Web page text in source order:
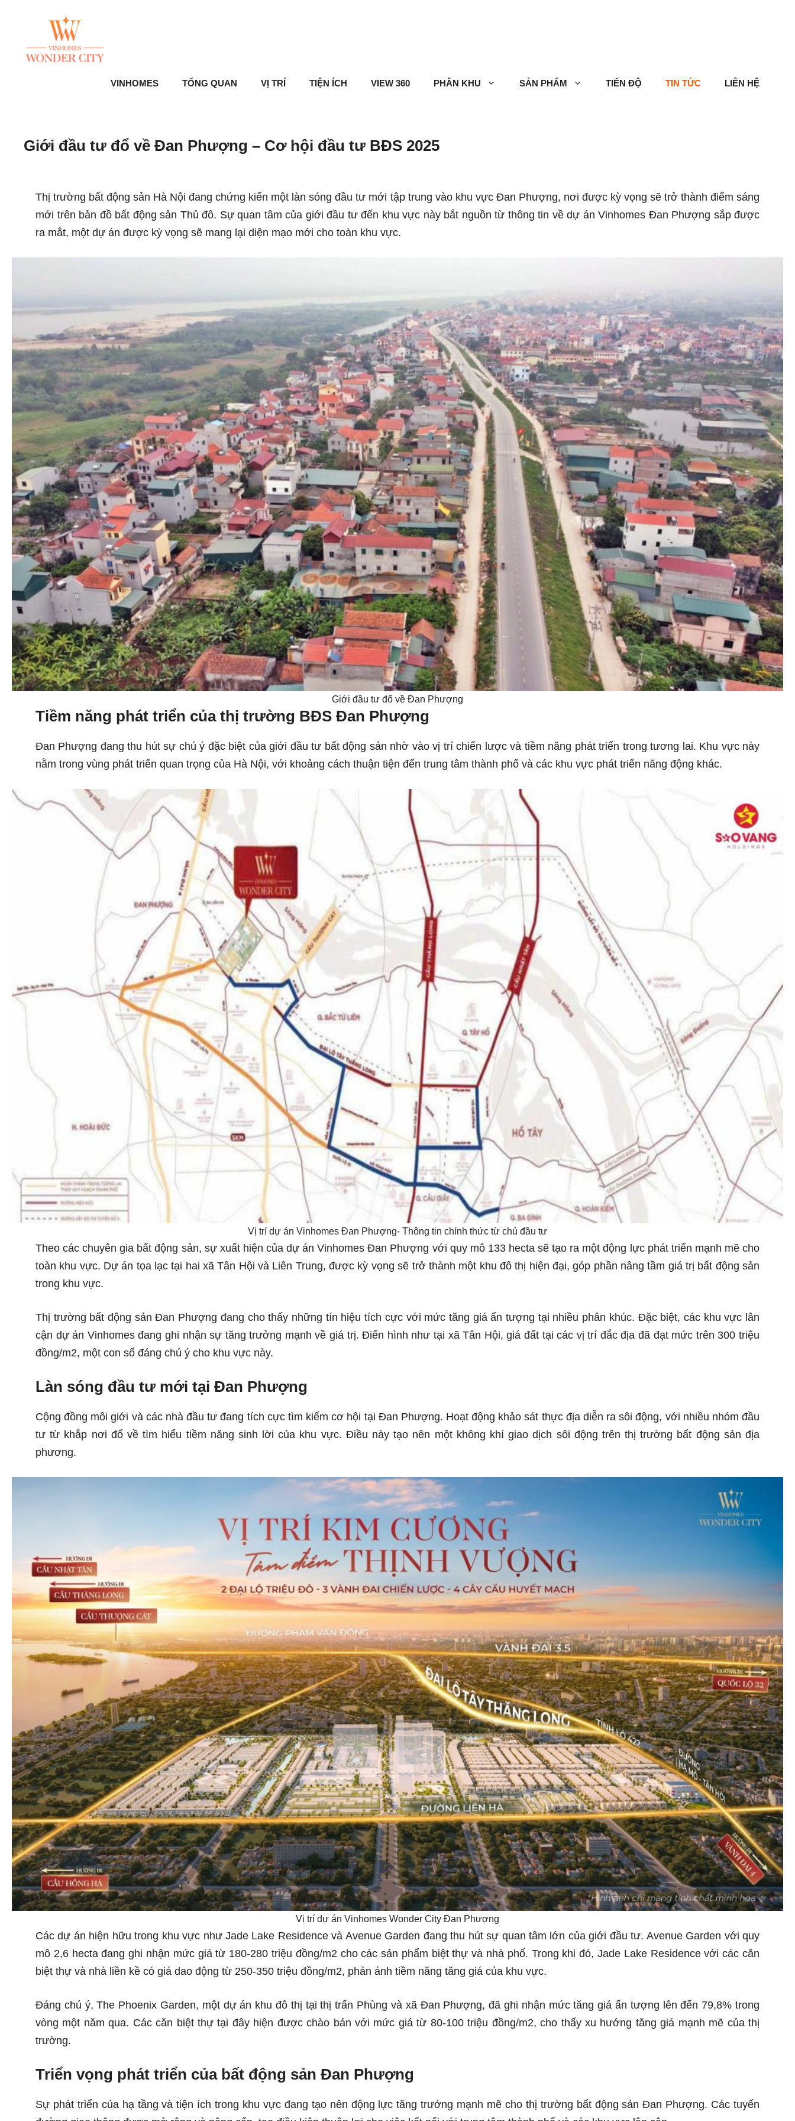
VINHOMES TỔNG QUAN VỊ TRÍ TIỆN ÍCH VIEW 360 PHÂN KHU SẢN PHẨM TIẾN ĐỘ TIN TỨC LIÊN HỆ
Giới đầu tư đổ về Đan Phượng – Cơ hội đầu tư BĐS 2025
Thị trường bất động sản Hà Nội đang chứng kiến một làn sóng đầu tư mới tập trung vào khu vực Đan Phượng, nơi được kỳ vọng sẽ trở thành điểm sáng
mới trên bản đồ bất động sản Thủ đô. Sự quan tâm của giới đầu tư đến khu vực này bắt nguồn từ thông tin về dự án Vinhomes Đan Phượng sắp được
ra mắt, một dự án được kỳ vọng sẽ mang lại diện mạo mới cho toàn khu vực.
Giới đầu tư đổ về Đan Phượng
Tiềm năng phát triển của thị trường BĐS Đan Phượng
Đan Phượng đang thu hút sự chú ý đặc biệt của giới đầu tư bất động sản nhờ vào vị trí chiến lược và tiềm năng phát triển trong tương lai. Khu vực này
nằm trong vùng phát triển quan trọng của Hà Nội, với khoảng cách thuận tiện đến trung tâm thành phố và các khu vực phát triển năng động khác.
Vị trí dự án Vinhomes Đan Phượng- Thông tin chính thức từ chủ đầu tư
Theo các chuyên gia bất động sản, sự xuất hiện của dự án Vinhomes Đan Phượng với quy mô 133 hecta sẽ tạo ra một động lực phát triển mạnh mẽ cho
toàn khu vực. Dự án tọa lạc tại hai xã Tân Hội và Liên Trung, được kỳ vọng sẽ trở thành một khu đô thị hiện đại, góp phần nâng tầm giá trị bất động sản
trong khu vực.
Thị trường bất động sản Đan Phượng đang cho thấy những tín hiệu tích cực với mức tăng giá ấn tượng tại nhiều phân khúc. Đặc biệt, các khu vực lân
cận dự án Vinhomes đang ghi nhận sự tăng trưởng mạnh về giá trị. Điển hình như tại xã Tân Hội, giá đất tại các vị trí đắc địa đã đạt mức trên 300 triệu
đồng/m2, một con số đáng chú ý cho khu vực này.
Làn sóng đầu tư mới tại Đan Phượng
Cộng đồng môi giới và các nhà đầu tư đang tích cực tìm kiếm cơ hội tại Đan Phượng. Hoạt động khảo sát thực địa diễn ra sôi động, với nhiều nhóm đầu
tư từ khắp nơi đổ về tìm hiểu tiềm năng sinh lời của khu vực. Điều này tạo nên một không khí giao dịch sôi động trên thị trường bất động sản địa
phương.
Vị trí dự án Vinhomes Wonder City Đan Phượng
Các dự án hiện hữu trong khu vực như Jade Lake Residence và Avenue Garden đang thu hút sự quan tâm lớn của giới đầu tư. Avenue Garden với quy
mô 2,6 hecta đang ghi nhận mức giá từ 180-280 triệu đồng/m2 cho các sản phẩm biệt thự và nhà phố. Trong khi đó, Jade Lake Residence với các căn
biệt thự và nhà liền kề có giá dao động từ 250-350 triệu đồng/m2, phản ánh tiềm năng tăng giá của khu vực.
Đáng chú ý, The Phoenix Garden, một dự án khu đô thị tại thị trấn Phùng và xã Đan Phượng, đã ghi nhận mức tăng giá ấn tượng lên đến 79,8% trong
vòng một năm qua. Các căn biệt thự tại đây hiện được chào bán với mức giá từ 80-100 triệu đồng/m2, cho thấy xu hướng tăng giá mạnh mẽ của thị
trường.
Triển vọng phát triển của bất động sản Đan Phượng
Sự phát triển của hạ tầng và tiện ích trong khu vực đang tạo nên động lực tăng trưởng mạnh mẽ cho thị trường bất động sản Đan Phượng. Các tuyến